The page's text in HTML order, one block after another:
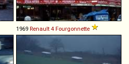
1969 Renault 4 Fourgonnette